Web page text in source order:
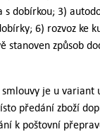
dobírkou; 3)
6) rozvoz ke
stanoven způsob
je u variant
předání zboží
k poštovní